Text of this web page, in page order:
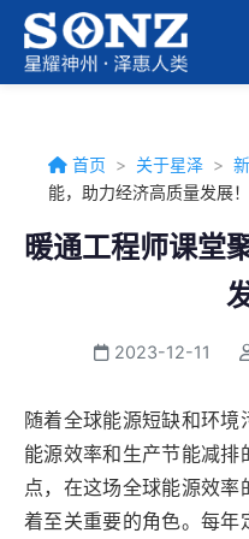
首页 > 关于星泽 >
能，助力经济高质量发展！
暖通工程师课堂
2023-12-11
随着全球能源短缺和环
能源效率和生产节能减
点，在这场全球能源效
着至关重要的角色。每